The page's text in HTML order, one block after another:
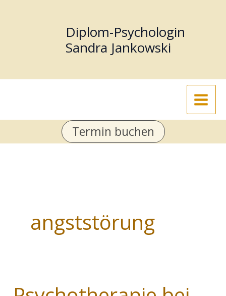
Diplom-Psychologin
Sandra Jankowski
Termin buchen
angststörung